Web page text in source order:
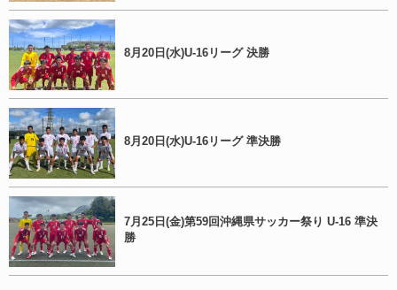
8月20日(水)U-16リーグ 決勝
8月20日(水)U-16リーグ 準決勝
7月25日(金)第59回沖縄県サッカー祭り U-16 準決
勝